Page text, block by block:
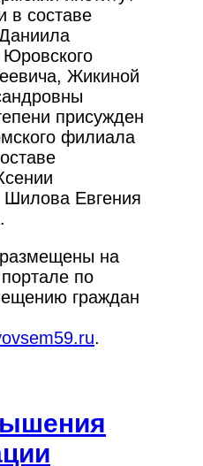
в составе
Жикиной
присужден
филиала
Евгения
на
по
граждан
.